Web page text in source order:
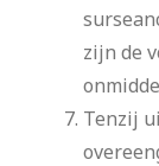
zijn de
Tenzij